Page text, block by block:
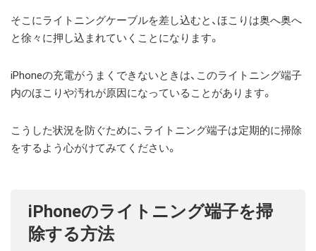
そこにライトニングケーブルを差し込むと、ほこりは奥へ奥へ
と徐々に押し込まれていくことになります。
iPhoneの充電がうまくできないときは、このライトニング端子
内のほこりや汚れが原因になっていることがあります。
こうした状況を防ぐために、ライトニング端子は定期的に掃除
をするよう心がけてみてください。
iPhoneのライトニング端子を掃
除する方法